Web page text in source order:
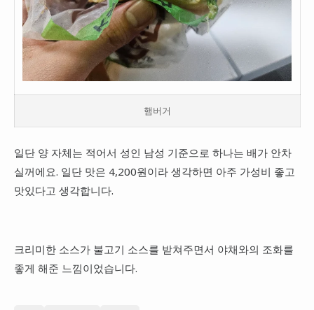
햄버거
일단 양 자체는 적어서 성인 남성 기준으로 하나는 배가 안차
실꺼에요. 일단 맛은 4,200원이라 생각하면 아주 가성비 좋고
맛있다고 생각합니다.
크리미한 소스가 불고기 소스를 받쳐주면서 야채와의 조화를
좋게 해준 느낌이었습니다.